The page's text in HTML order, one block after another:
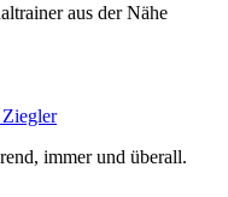
aus der Nähe
Ziegler
immer und überall.